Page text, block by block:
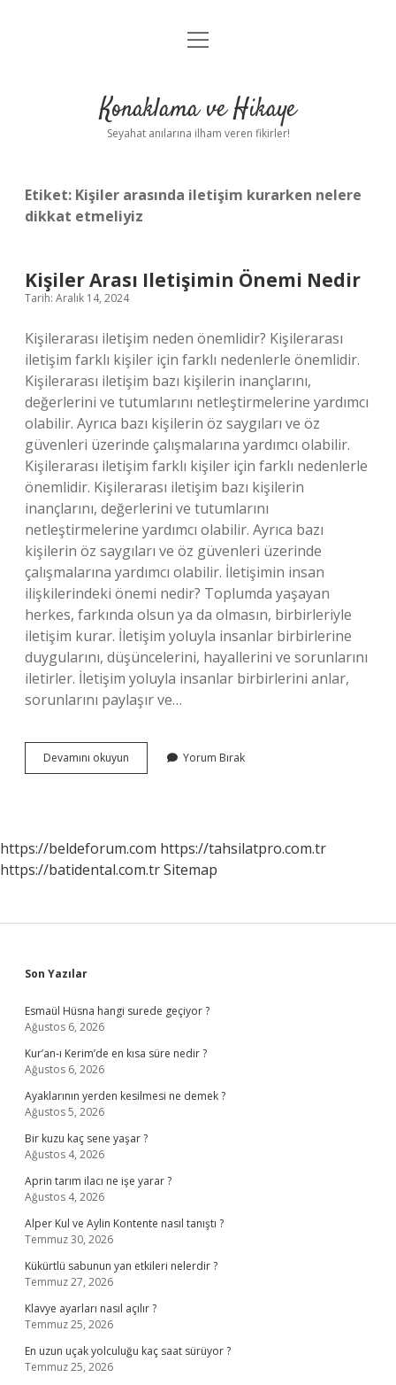
Anasayfa
Yasal Uyarı
menüyü
Konaklama ve Hikaye
Seyahat anılarına ilham veren fikirler!
Etiket: Kişiler arasında iletişim kurarken nelere
dikkat etmeliyiz
Kişiler Arası Iletişimin Önemi Nedir
Tarih: Aralık 14, 2024
Kişilerarası iletişim neden önemlidir? Kişilerarası
iletişim farklı kişiler için farklı nedenlerle önemlidir.
Kişilerarası iletişim bazı kişilerin inançlarını,
değerlerini ve tutumlarını netleştirmelerine yardımcı
olabilir. Ayrıca bazı kişilerin öz saygıları ve öz
güvenleri üzerinde çalışmalarına yardımcı olabilir.
Kişilerarası iletişim farklı kişiler için farklı nedenlerle
önemlidir. Kişilerarası iletişim bazı kişilerin
inançlarını, değerlerini ve tutumlarını
netleştirmelerine yardımcı olabilir. Ayrıca bazı
kişilerin öz saygıları ve öz güvenleri üzerinde
çalışmalarına yardımcı olabilir. İletişimin insan
ilişkilerindeki önemi nedir? Toplumda yaşayan
herkes, farkında olsun ya da olmasın, birbirleriyle
iletişim kurar. İletişim yoluyla insanlar birbirlerine
duygularını, düşüncelerini, hayallerini ve sorunlarını
iletirler. İletişim yoluyla insanlar birbirlerini anlar,
sorunlarını paylaşır ve…
Devamını okuyun
Arası
Yorum Bırak
https://beldeforum.com https://tahsilatpro.com.tr
https://batidental.com.trSitemap
Sidebar
Son Yazılar
Esmaül Hüsna hangi surede geçiyor ?
Ağustos 6, 2026
Kur’an-ı Kerim’de en kısa süre nedir ?
Ağustos 6, 2026
Ayaklarının yerden kesilmesi ne demek ?
Ağustos 5, 2026
Bir kuzu kaç sene yaşar ?
Ağustos 4, 2026
Aprin tarım ilacı ne işe yarar ?
Ağustos 4, 2026
Alper Kul ve Aylin Kontente nasıl tanıştı ?
Temmuz 30, 2026
Kükürtlü sabunun yan etkileri nelerdir ?
Temmuz 27, 2026
Klavye ayarları nasıl açılır ?
Temmuz 25, 2026
En uzun uçak yolculuğu kaç saat sürüyor ?
Temmuz 25, 2026